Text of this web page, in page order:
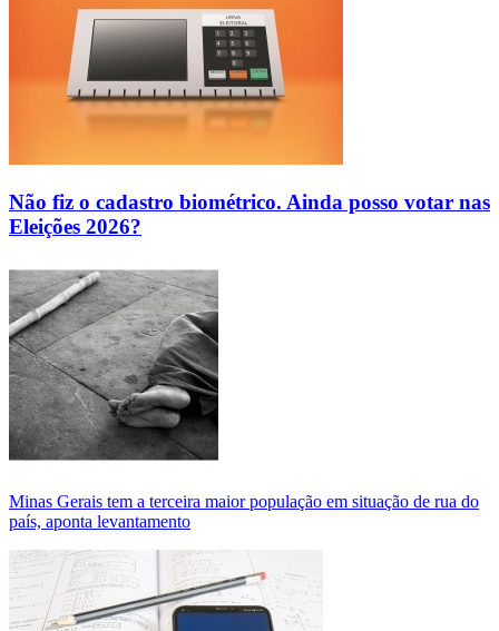
Não fiz o cadastro biométrico. Ainda posso votar nas
Eleições 2026?
Minas Gerais tem a terceira maior população em situação de rua do
país, aponta levantamento